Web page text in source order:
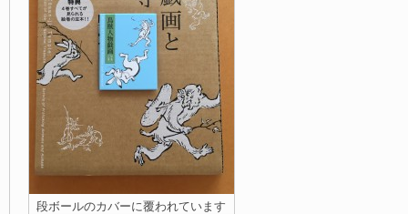
段ボールのカバーに覆われています